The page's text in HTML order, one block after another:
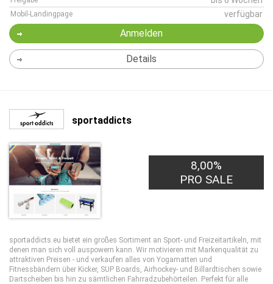
Mobil-Landingpage verfügbar
Anmelden
Details
sportaddicts
8,00%
PRO SALE
sportaddicts.eu bietet ein großes Sortiment an Sport- und Freizeitartikeln, mit
denen man sich voll auspowern kann. Wir motivieren mit Markenqualität zu
attraktiven Preisen - und verkaufen alles von Yogamatten und
Fitnessbändern über Kicker, SUP Boards, Airhockey- und Billardtischen sowie
Dartscheiben bis hin zu sämtlichen Fahrradzubehörteilen. Perfekt für alle